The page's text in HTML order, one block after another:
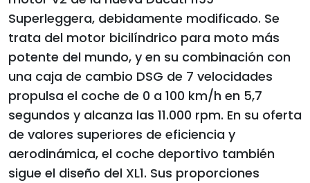
Superleggera, debidamente modificado. Se
trata del motor bicilíndrico para moto más
potente del mundo, y en su combinación con
una caja de cambio DSG de 7 velocidades
propulsa el coche de 0 a 100 km/h en 5,7
segundos y alcanza las 11.000 rpm. En su oferta
de valores superiores de eficiencia y
aerodinámica, el coche deportivo también
sigue el diseño del XL1. Sus proporciones